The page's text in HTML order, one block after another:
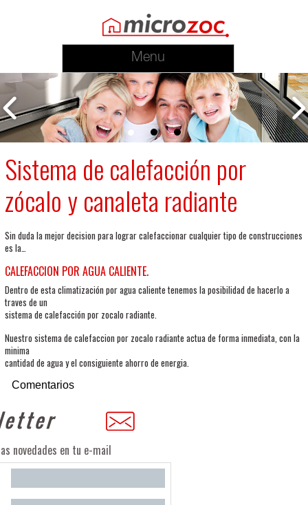
Menu
Sistema de calefacción por
zócalo y canaleta radiante
Sin duda la mejor decision para lograr calefaccionar cualquier tipo de construcciones
es la…
CALEFACCION POR AGUA CALIENTE.
Dentro de esta climatización por agua caliente tenemos la posibilidad de hacerlo a
traves de un
sistema de calefacción por zocalo radiante.
Nuestro sistema de calefaccion por zocalo radiante actua de forma inmediata, con la
minima
cantidad de agua y el consiguiente ahorro de energia.
Comentarios
novedades en tu e-mail